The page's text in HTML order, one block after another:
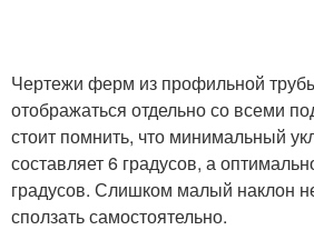
Чертежи ферм из профильной
отображаться отдельно со всеми
стоит помнить, что минимальный
составляет 6 градусов, а
градусов. Слишком малый наклон
сползать самостоятельно.